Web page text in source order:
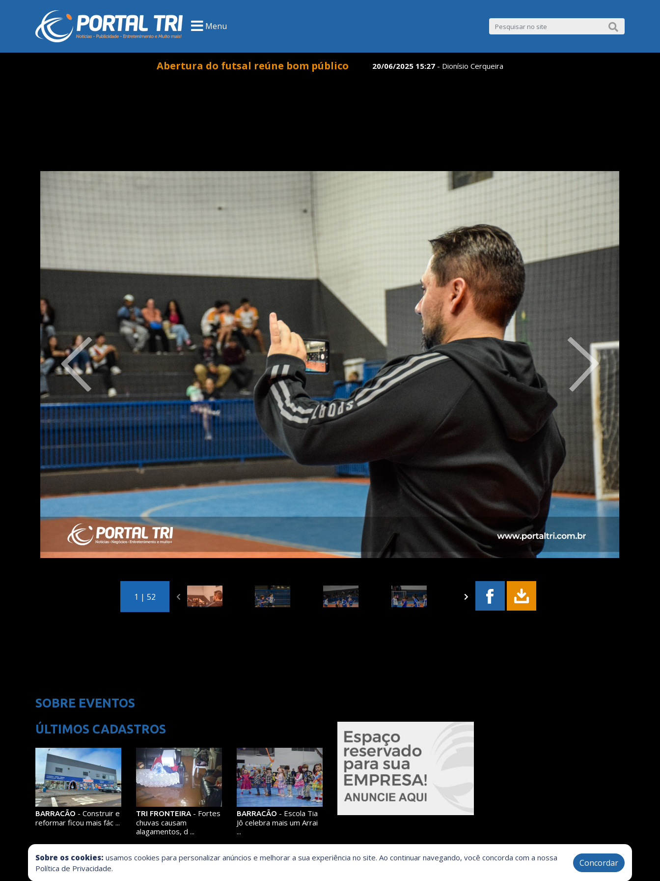
Menu
Abertura do futsal reúne bom público 20/06/2025 15:27 - Dionísio Cerqueira
1 | 52
SOBRE EVENTOS
ÚLTIMOS CADASTROS
BARRACÃO - Construir e
reformar ficou mais fác ...
TRI FRONTEIRA - Fortes
chuvas causam
alagamentos, d ...
BARRACÃO - Escola Tia
Jô celebra mais um Arrai
...
Sobre os cookies: usamos cookies para personalizar anúncios e melhorar a sua experiência no site. Ao continuar navegando, você concorda com a nossa
Política de Privacidade.
Concordar